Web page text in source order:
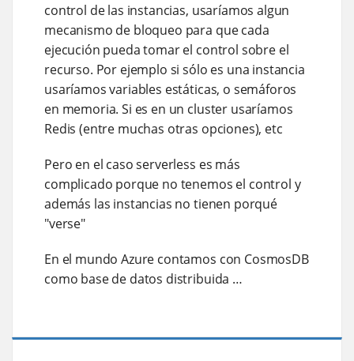
control de las instancias, usaríamos algun
mecanismo de bloqueo para que cada
ejecución pueda tomar el control sobre el
recurso. Por ejemplo si sólo es una instancia
usaríamos variables estáticas, o semáforos
en memoria. Si es en un cluster usaríamos
Redis (entre muchas otras opciones), etc
Pero en el caso serverless es más
complicado porque no tenemos el control y
además las instancias no tienen porqué
"verse"
En el mundo Azure contamos con CosmosDB
como base de datos distribuida …​